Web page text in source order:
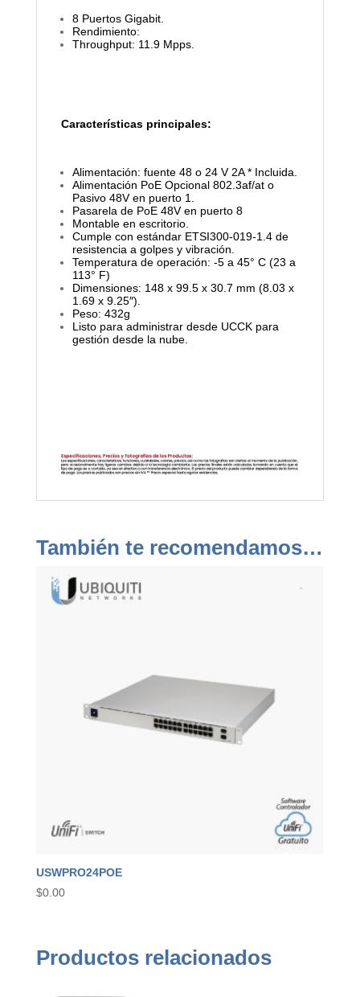
8 Puertos Gigabit.
Rendimiento:
Throughput: 11.9 Mpps.
Características principales:
Alimentación: fuente 48 o 24 V 2A * Incluida.
Alimentación PoE Opcional 802.3af/at o
Pasivo 48V en puerto 1.
Pasarela de PoE 48V en puerto 8
Montable en escritorio.
Cumple con estándar ETSI300-019-1.4 de
resistencia a golpes y vibración.
Temperatura de operación: -5 a 45° C (23 a
113° F)
Dimensiones: 148 x 99.5 x 30.7 mm (8.03 x
1.69 x 9.25″).
Peso: 432g
Listo para administrar desde UCCK para
gestión desde la nube.
También te recomendamos…
USWPRO24POE
$0.00
Productos relacionados